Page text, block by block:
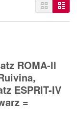
ROMA-II
ESPRIT-IV
=